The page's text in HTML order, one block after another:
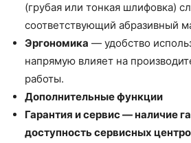
(грубая или тонкая шлифовка)
соответствующий абразивный
Эргономика — удобство
напрямую влияет на
работы.
Дополнительные функции
Гарантия и сервис— наличие
доступность сервисных